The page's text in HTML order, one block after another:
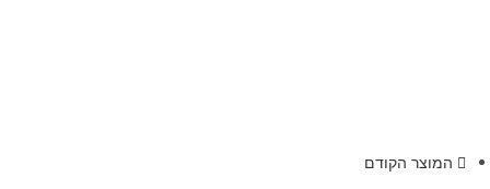
המוצר הקודם